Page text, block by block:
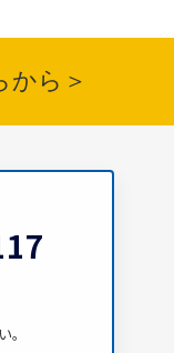
から＞